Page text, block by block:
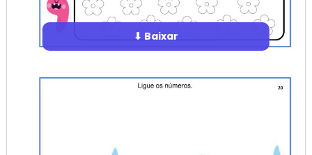
⬇ Baixar